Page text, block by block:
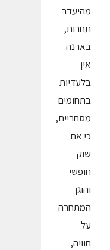
מהיעדר
תחרות,
בארנה
אין
בלעדיות
בתחומים
מסחריים,
כי אם
שוק
חופשי
והוגן
המתחרה
על
חוויה,